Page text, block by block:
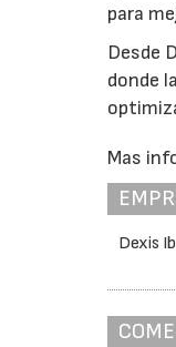
para
Desde
donde
Mas
Dexis